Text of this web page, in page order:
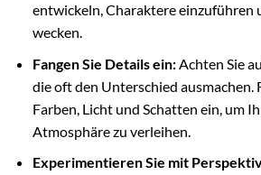
entwickeln, Charaktere einzuführen
wecken.
Fangen Sie Details ein:Achten Sie
die oft den Unterschied ausmachen.
Farben, Licht und Schatten ein, um
Atmosphäre zu verleihen.
Experimentieren Sie mit